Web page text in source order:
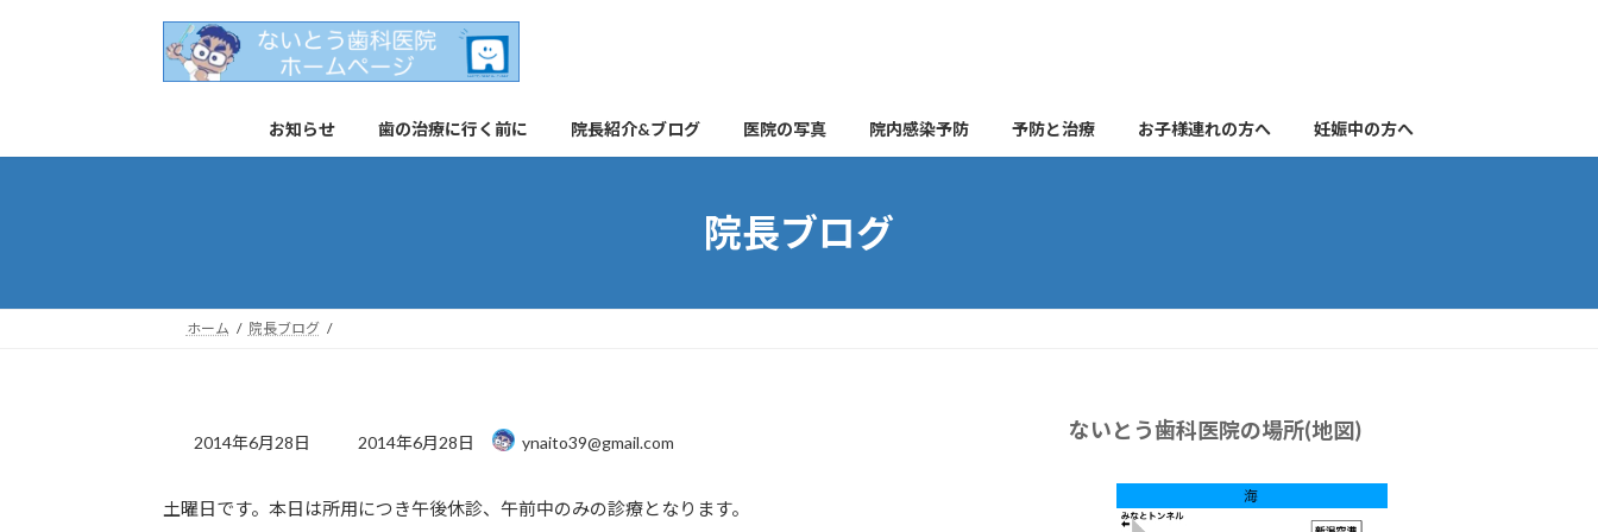
へ
ョ
お知らせ 歯の治療に行く前に 院長紹介&ブログ 医院の写真 院内感染予防 予防と治療 お子様連れの方へ 妊娠中の方へ
院長ブログ
ホーム 院長ブログ
2014年6月28日
最
新
2014年6月28日 ynaito39@gmail.com
土曜日です。本日は所用につき午後休診、午前中のみの診療となります。
ないとう歯科医院の場所(地図)